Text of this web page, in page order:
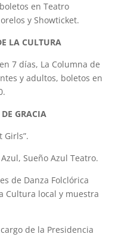
en Teatro
y Showticket.
LA CULTURA
7 días, La Columna de
y adultos, boletos en
GRACIA
Girls”.
Sueño Azul Teatro.
de Danza Folclórica
Cultura local y muestra
de la Presidencia